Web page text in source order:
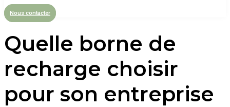
Nous contacter
Quelle borne de
recharge choisir
pour son entreprise